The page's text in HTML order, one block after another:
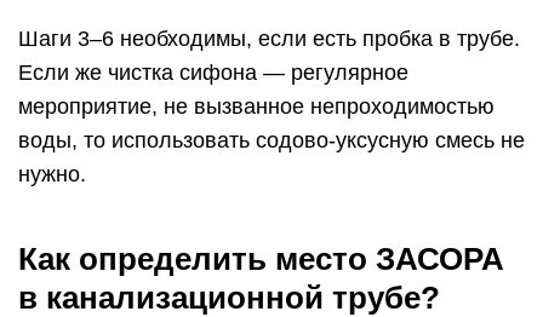
Шаги 3–6 необходимы, если есть пробка в трубе.
Если же чистка сифона — регулярное
мероприятие, не вызванное непроходимостью
воды, то использовать содово-уксусную смесь не
нужно.
Как определить место ЗАСОРА
в канализационной трубе?